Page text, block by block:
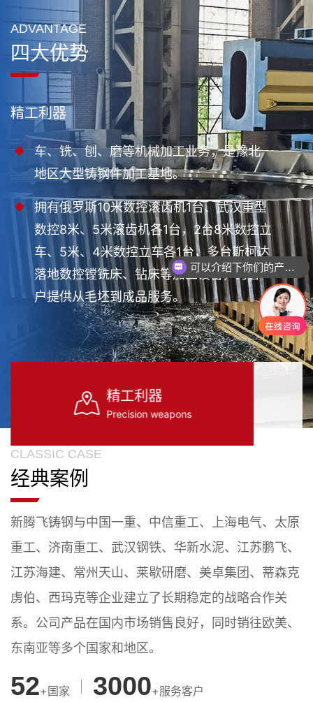
ADVANTAGE
四大优势
精工利器
车、铣、刨、磨等机械加工业务，是豫北
地区大型铸钢件加工基地。
拥有俄罗斯10米数控滚齿机1台、武汉重型
数控8米、5米滚齿机各1台，2台8米数控立
车、5米、4米数控立车各1台，多台斯柯达
落地数控镗铣床、钻床等加工设备，为客
户提供从毛坯到成品服务。
精工利器
Precision weapons
CLASSIC CASE
经典案例
新腾飞铸钢与中国一重、中信重工、上海电气、太原
重工、济南重工、武汉钢铁、华新水泥、江苏鹏飞、
江苏海建、常州天山、莱歇研磨、美卓集团、蒂森克
虏伯、西玛克等企业建立了长期稳定的战略合作关
系。公司产品在国内市场销售良好，同时销往欧美、
东南亚等多个国家和地区。
52+国家 3000+服务客户